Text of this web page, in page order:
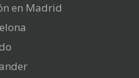
en Madrid